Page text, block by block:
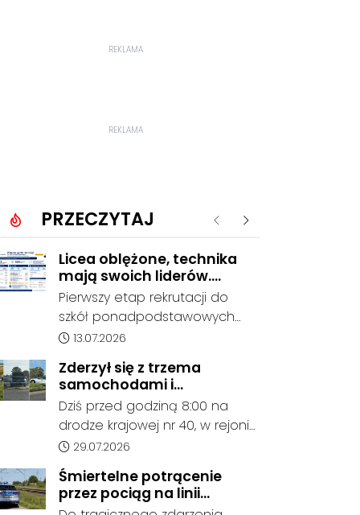
REKLAMA
REKLAMA
PRZECZYTAJ Poprzednie
Następne
Licea oblężone, technika
mają swoich liderów.
Znamy wstępne wyniki
rekrutacji do szkół w
powiecie
Pierwszy etap rekrutacji do
szkół ponadpodstawowych
prowadzonych przez Powiat
pokazuje coraz wyraźniejsze
preferencje tegorocznych
absolwentów szkół
podstawowych. Dane dotyczą
kandydatów, którzy wskazali
dany oddział jako pierwszy
wybór, dlatego nie stanowią
jeszcze ostatecznego wyniku
Data dodania artykułu:
13.07.2026
Zderzył się z trzema
samochodami i
kontynuował jazdę. Seria
kolizji na Drodze Krajowej
nr 40
Dziś przed godziną 8:00 na
drodze krajowej nr 40, w rejonie
ronda im. Witolda Pileckiego
oraz ronda w Reńskiej Wsi,
doszło do serii zdarzeń
drogowych z udziałem trzech
Data dodania artykułu:
29.07.2026
Śmiertelne potrącenie
przez pociąg na linii
Kędzierzyn-Koźle - Gliwice.